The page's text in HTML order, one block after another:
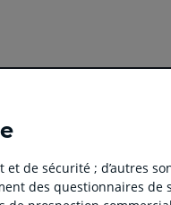
de sécurité ; d’autres
des questionnaires de